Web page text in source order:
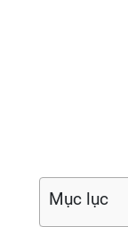
Mục lục